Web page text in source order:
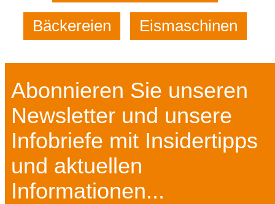
Bäckereien Eismaschinen
Abonnieren Sie unseren
Newsletter und unsere
Infobriefe mit Insidertipps
und aktuellen
Informationen...